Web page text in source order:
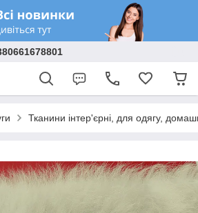
Тканини інтер'єрні, для одягу,